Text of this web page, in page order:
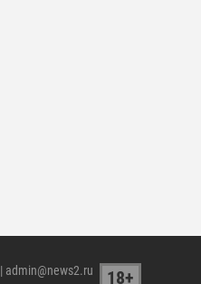
| admin@news2.ru 18+